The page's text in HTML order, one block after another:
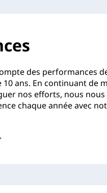
des performances
10 ans. En continuant de
nos efforts, nous
chaque année avec